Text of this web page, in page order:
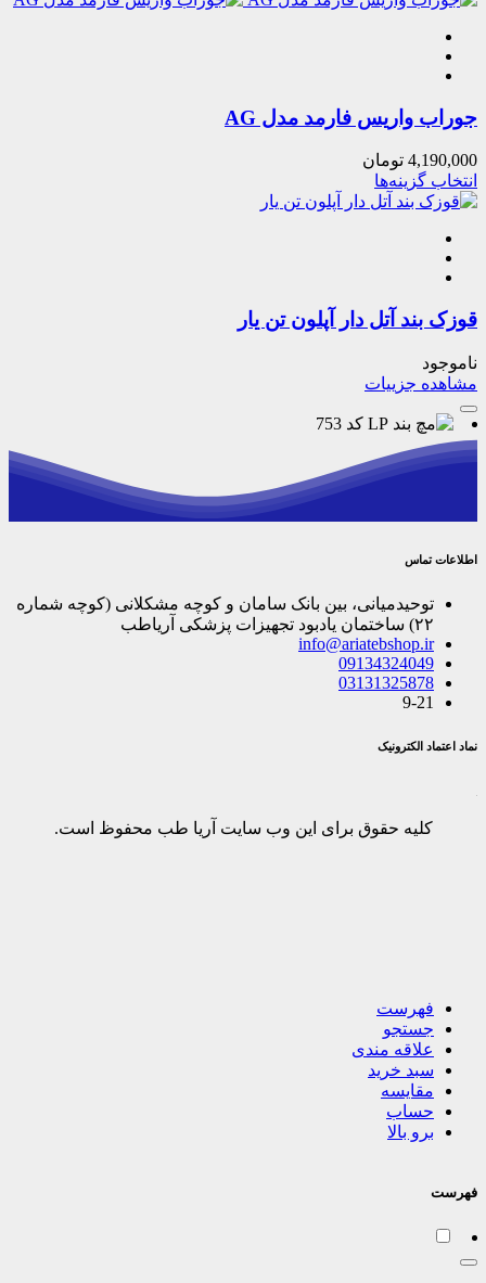
جوراب واریس فارمد مدل AG
4,190,000 تومان
انتخاب گزینه‌ها
قوزک بند آتل دار آپلون تن یار
ناموجود
مشاهده جزییات
اطلاعات تماس
توحیدمیانی، بین بانک سامان و کوچه مشکلانی (کوچه شماره
۲۲) ساختمان یادبود تجهیزات پزشکی آریاطب
info@ariatebshop.ir
09134324049
03131325878
9-21
نماد اعتماد الکترونیک
کلیه حقوق برای این وب سایت آریا طب محفوظ است.
فهرست
جستجو
علاقه مندی
سبد خرید
مقایسه
حساب
برو بالا
فهرست